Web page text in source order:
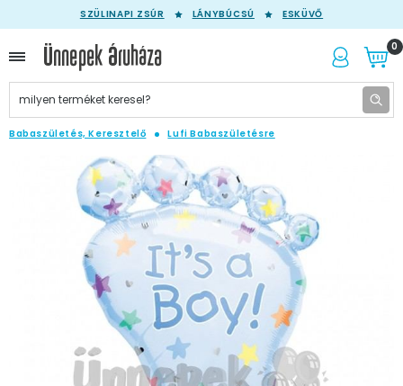
SZÜLINAPI ZSÚR LÁNYBÚCSÚ ESKÜVŐ
0
Babaszületés, Keresztelő Lufi Babaszületésre